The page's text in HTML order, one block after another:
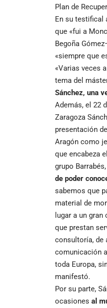
Plan de
En su testifical
que «fui a
Begoña
«siempre que
«Varias veces
tema del
Sánchez, una
Además, el 22
Zaragoza
presentación
Aragón como
que encabeza
grupo
de poder
sabemos que
material de
lugar a un
que prestan
consultoría, de
comunicación
toda Europa,
manifestó.
Por su parte,
ocasiones al